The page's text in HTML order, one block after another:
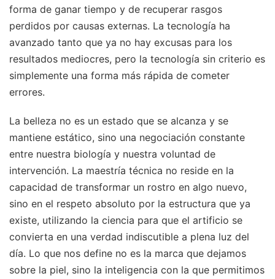
forma de ganar tiempo y de recuperar rasgos
perdidos por causas externas. La tecnología ha
avanzado tanto que ya no hay excusas para los
resultados mediocres, pero la tecnología sin criterio es
simplemente una forma más rápida de cometer
errores.
La belleza no es un estado que se alcanza y se
mantiene estático, sino una negociación constante
entre nuestra biología y nuestra voluntad de
intervención. La maestría técnica no reside en la
capacidad de transformar un rostro en algo nuevo,
sino en el respeto absoluto por la estructura que ya
existe, utilizando la ciencia para que el artificio se
convierta en una verdad indiscutible a plena luz del
día. Lo que nos define no es la marca que dejamos
sobre la piel, sino la inteligencia con la que permitimos